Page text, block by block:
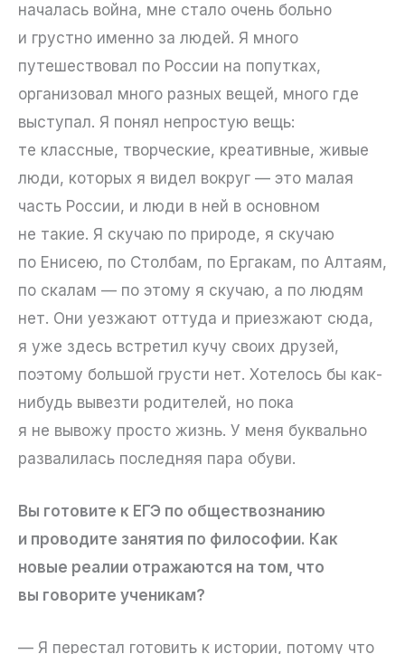
началась война, мне стало очень больно
и грустно именно за людей. Я много
путешествовал по России на попутках,
организовал много разных вещей, много где
выступал. Я понял непростую вещь:
те классные, творческие, креативные, живые
люди, которых я видел вокруг — это малая
часть России, и люди в ней в основном
не такие. Я скучаю по природе, я скучаю
по Енисею, по Столбам, по Ергакам, по Алтаям,
по скалам — по этому я скучаю, а по людям
нет. Они уезжают оттуда и приезжают сюда,
я уже здесь встретил кучу своих друзей,
поэтому большой грусти нет. Хотелось бы как-
нибудь вывезти родителей, но пока
я не вывожу просто жизнь. У меня буквально
развалилась последняя пара обуви.
Вы готовите к ЕГЭ по обществознанию
и проводите занятия по философии. Как
новые реалии отражаются на том, что
вы говорите ученикам?
— Я перестал готовить к истории, потому что